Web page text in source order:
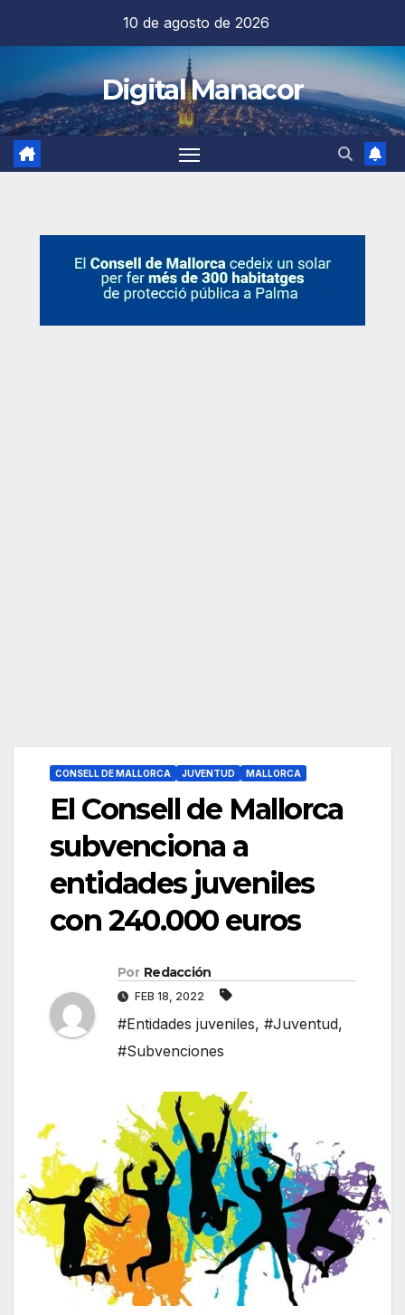
contenido
10 de agosto de 2026
Digital Manacor
CONSELL DE MALLORCA JUVENTUD MALLORCA
El Consell de Mallorca
subvenciona a
entidades juveniles
con 240.000 euros
Por Redacción
FEB 18, 2022
#Entidades juveniles, #Juventud,
#Subvenciones